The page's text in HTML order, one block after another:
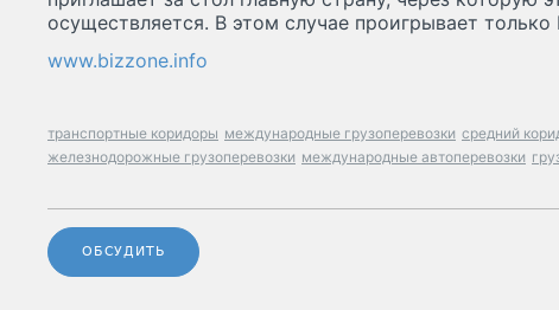
осуществляется. В этом случае проигрывает только
www.bizzone.info
транспортные коридоры международные грузоперевозки средний
железнодорожные грузоперевозки международные автоперевозки
ОБСУДИТЬ